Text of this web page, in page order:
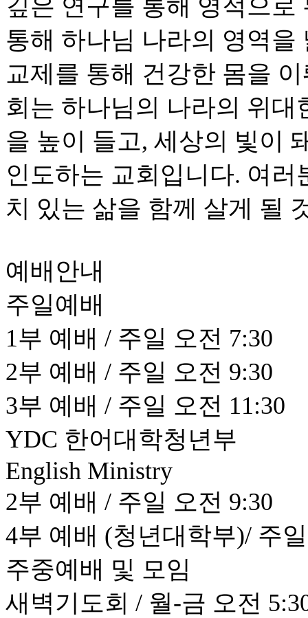
깊은 연구를 통해 영적으
통해 하나님 나라의 영역
교제를 통해 건강한 몸을
회는 하나님의 나라의 위
을 높이 들고, 세상의 빛이
인도하는 교회입니다. 여
치 있는 삶을 함께 살게 될
예배안내
주일예배
1부 예배 / 주일 오전 7:30
2부 예배 / 주일 오전 9:30
3부 예배 / 주일 오전 11:30
YDC 한어대학청년부
English Ministry
2부 예배 / 주일 오전 9:30
4부 예배 (청년대학부)/ 주
주중예배 및 모임
새벽기도회 / 월-금 오전